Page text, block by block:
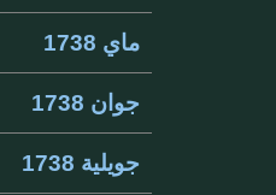
ماي 1738
جوان 1738
جويلية 1738